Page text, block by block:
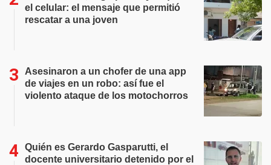
el celular: el mensaje que permitió
rescatar a una joven
Asesinaron a un chofer de una app
de viajes en un robo: así fue el
violento ataque de los motochorros
Quién es Gerardo Gasparutti, el
docente universitario detenido por el